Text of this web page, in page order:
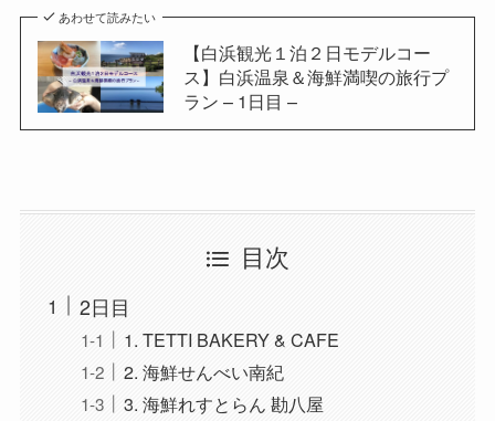
あわせて読みたい
【白浜観光１泊２日モデルコー
ス】白浜温泉＆海鮮満喫の旅行プ
ラン – 1日目 –
目次
2日目
1. TETTI BAKERY & CAFE
2. 海鮮せんべい南紀
3. 海鮮れすとらん 勘八屋